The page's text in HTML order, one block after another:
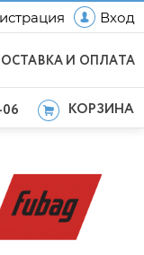
Вход
И ОПЛАТА
КОРЗИНА